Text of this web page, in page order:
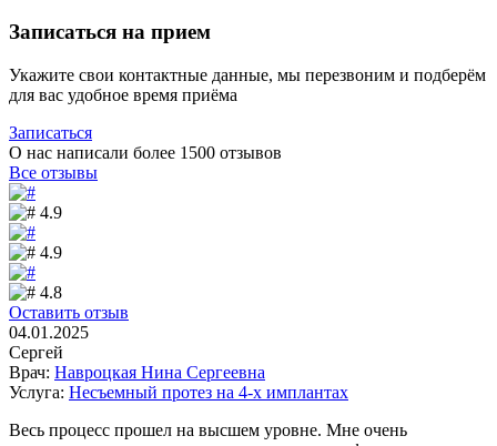
Записаться на прием
Укажите свои контактные данные, мы перезвоним и подберём
для вас удобное время приёма
Записаться
О нас написали более 1500 отзывов
Все отзывы
4.9
4.9
4.8
Оставить отзыв
04.01.2025
Сергей
Врач: Навроцкая Нина Сергеевна
Услуга: Несъемный протез на 4-х имплантах
Весь процесс прошел на высшем уровне. Мне очень